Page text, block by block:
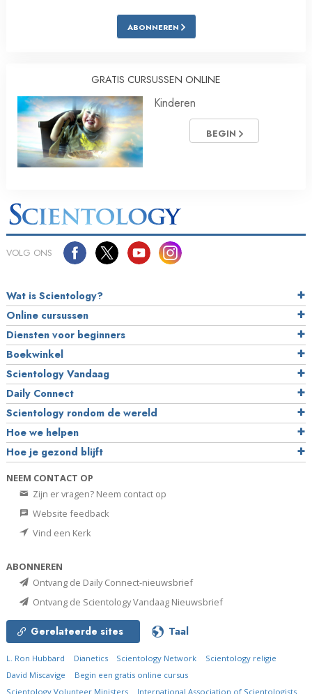
ABONNEREN
GRATIS CURSUSSEN ONLINE
Kinderen
BEGIN
VOLG ONS
Wat is Scientology?
Online cursussen
Diensten voor beginners
Boekwinkel
Scientology Vandaag
Daily Connect
Scientology rondom de wereld
Hoe we helpen
Hoe je gezond blijft
NEEM CONTACT OP
Zijn er vragen? Neem contact op
Website feedback
Vind een Kerk
ABONNEREN
Ontvang de Daily Connect-nieuwsbrief
Ontvang de Scientology Vandaag Nieuwsbrief
Gerelateerde sites Taal
L. Ron Hubbard Dianetics Scientology Network
Scientology religie
David Miscavige
Begin een gratis online cursus
Scientology Volunteer Ministers
International Association of Scientologists